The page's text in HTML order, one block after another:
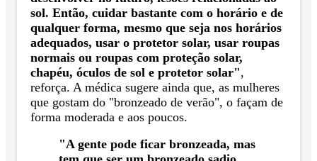
sol. Então, cuidar bastante com o horário e de
qualquer forma, mesmo que seja nos horários
adequados, usar o protetor solar, usar roupas
normais ou roupas com proteção solar,
chapéu, óculos de sol e protetor solar",
reforça. A médica sugere ainda que, as mulheres
que gostam do "bronzeado de verão", o façam de
forma moderada e aos poucos.
"A gente pode ficar bronzeada, mas